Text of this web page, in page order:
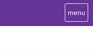
T
o
menu